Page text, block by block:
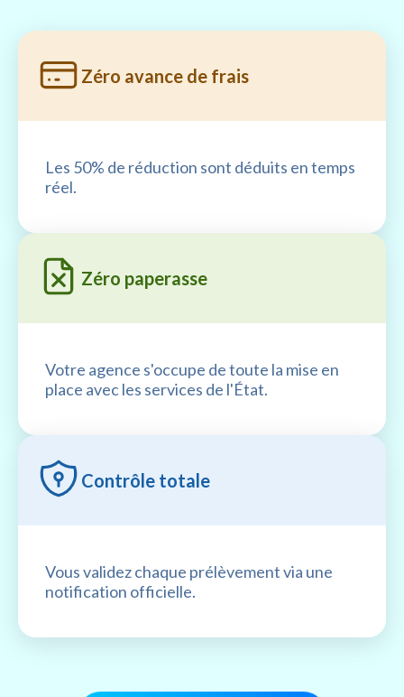
Zéro avance de frais
Les 50% de réduction sont déduits en temps
réel.
Zéro paperasse
Votre agence s'occupe de toute la mise en
place avec les services de l'État.
Contrôle totale
Vous validez chaque prélèvement via une
notification officielle.